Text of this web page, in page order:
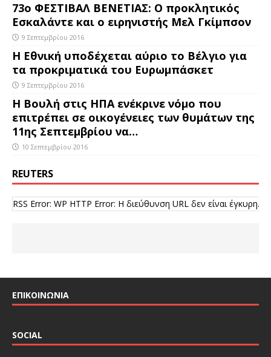
73ο ΦΕΣΤΙΒΑΛ ΒΕΝΕΤΙΑΣ: Ο προκλητικός
Εσκαλάντε και ο ειρηνιστής Μελ Γκίμπσον
9 Σεπτεμβρίου 2016
Η Εθνική υποδέχεται αύριο το Βέλγιο για
τα προκριματικά του Ευρωμπάσκετ
9 Σεπτεμβρίου 2016
Η Βουλή στις ΗΠΑ ενέκρινε νόμο που
επιτρέπει σε οικογένειες των θυμάτων της
11ης Σεπτεμβρίου να…
10 Σεπτεμβρίου 2016
REUTERS
RSS Error: WP HTTP Error: Η διεύθυνση URL δεν είναι έγκυρη.
ΕΠΙΚΟΙΝΩΝΙΑ
SOCIAL